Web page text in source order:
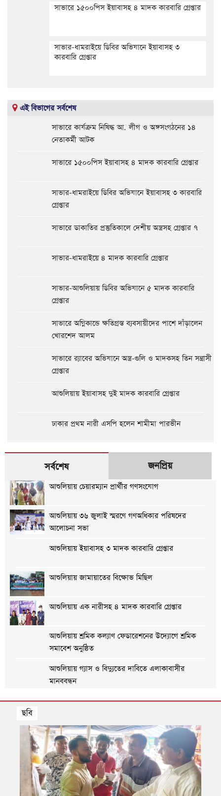
সাভারে ১৫০০পিস ইয়াবাসহ ৪ মাদক কারবারি গ্রেপ্তার
সাভার-ধামরাইয়ে ডিবির অভিযানে ইয়াবাসহ ৩
কারবারি গ্রেপ্তার
এই বিভাগের সর্বশেষ
সাভারে কার্যক্রম নিষিদ্ধ আ. লীগ ও অঙ্গসংগঠনের ১৪
নেতাকর্মী আটক
সাভারে ১৫০০পিস ইয়াবাসহ ৪ মাদক কারবারি গ্রেপ্তার
সাভার-ধামরাইয়ে ডিবির অভিযানে ইয়াবাসহ ৩ কারবারি
গ্রেপ্তার
সাভারে ডাকাতির প্রস্তুতিকালে দেশীয় অস্ত্রসহ গ্রেপ্তার ৭
সাভার-ধামরাইয়ে ৪ মাদক কারবারি গ্রেপ্তার
সাভার-আশুলিয়ায় ডিবির অভিযানে ৫ মাদক কারবারি
গ্রেপ্তার
সাভারে অগ্নিকান্ডে ক্ষতিগ্রস্ত ব্যবসায়ীদের পাশে দাঁড়ালেন
খোরশেদ আলম
সাভারে র‍্যাবের অভিযানে অস্ত্র-গুলি ও মাদকসহ তিন সন্ত্রাসী
গ্রেপ্তার
আশুলিয়ায় ইয়াবাসহ দুই মাদক কারবারি গ্রেপ্তার
ঢাকার প্রথম নারী এসপি হলেন শামীমা পারভীন
সর্বশেষ জনপ্রিয়
আশুলিয়ায় চেয়ারম্যান প্রার্থীর গণসংযোগ
আশুলিয়ায় ৩৬ জুলাই স্মরণে গণঅধিকার পরিষদের
আলোচনা সভা
আশুলিয়ায় ইয়াবাসহ ৩ মাদক কারবারি গ্রেপ্তার
আশুলিয়ায় জামায়াতের বিক্ষোভ মিছিল
আশুলিয়ায় এক নারীসহ ৪ মাদক কারবারি গ্রেপ্তার
আশুলিয়ায় শ্রমিক কল্যাণ ফেডারেশনের উদ্যোগে শ্রমিক
সমাবেশ অনুষ্ঠিত
আশুলিয়ায় গ্যাস ও বিদ্যুতের দাবিতে এলাকাবাসীর
মানববন্ধন
আশুলিয়ায় প্রীতি ফুটবল ম্যাচ অনুষ্ঠিত
আশুলিয়ায় শিল্প প্রতিষ্ঠানে নিরবিচ্ছিন্ন গ্যাস ও বিদ্যুৎ
সরবরাহের দাবিতে মানববন্ধন
আশুলিয়ায় বিকাশের ২ কোটি ৩৫ লাখ টাকা আত্মসাৎ করে
ভারতে পালানোর চেষ্টা, গ্রেপ্তার ২
ছবি